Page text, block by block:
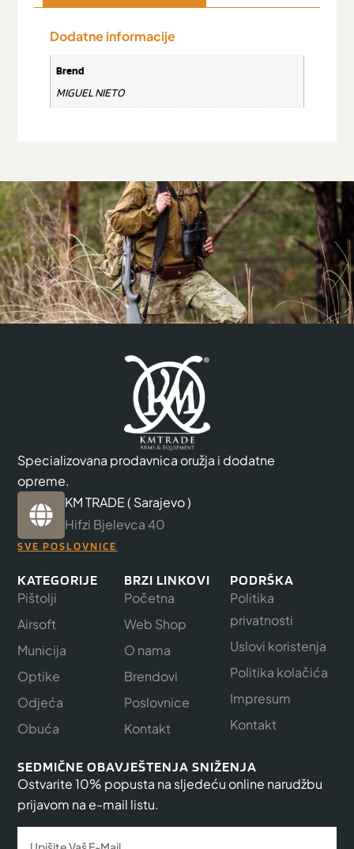
Dodatne informacije
Brend
MIGUEL NIETO
Specializovana prodavnica oružja i dodatne
opreme.
KM TRADE ( Sarajevo )
Hifzi Bjelevca 40
SVE POSLOVNICE
KATEGORIJE
Pištolji
Airsoft
Municija
Optike
Odjeća
Obuća
BRZI LINKOVI
Početna
Web Shop
O nama
Brendovi
Poslovnice
Kontakt
PODRŠKA
Politika
privatnosti
Uslovi koristenja
Politika kolačića
Impresum
Kontakt
SEDMIČNE OBAVJEŠTENJA SNIŽENJA
Ostvarite 10% popusta na sljedeću online narudžbu
prijavom na e-mail listu.